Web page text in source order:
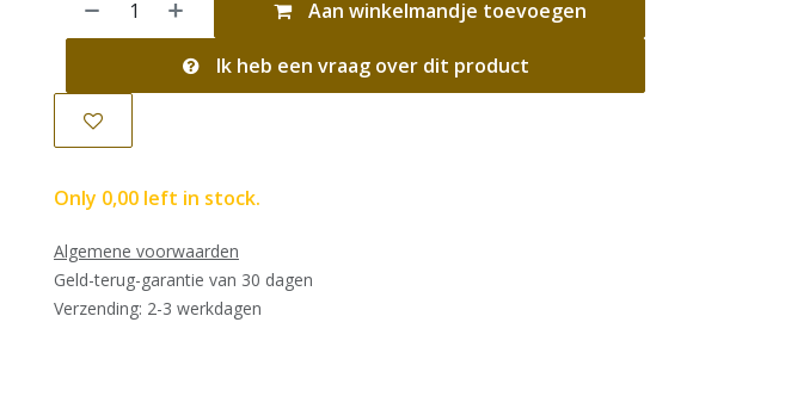
Aan winkelmandje toevoegen
Ik heb een vraag over dit product
Only 0,00 left in stock.
Algemene voorwaarden
Geld-terug-garantie van 30 dagen
Verzending: 2-3 werkdagen